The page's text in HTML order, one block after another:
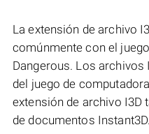
La extensión de archivo
comúnmente con el
Dangerous. Los
del juego de
extensión de archivo I3D
de documentos Instant3D.